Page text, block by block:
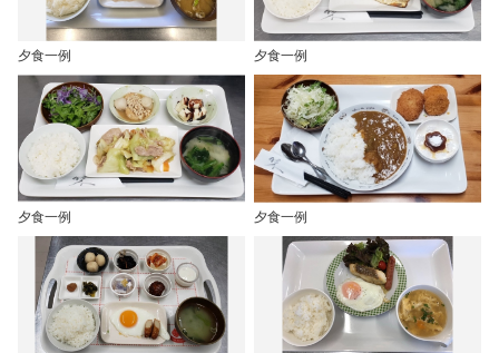
夕食一例 夕食一例
夕食一例 夕食一例